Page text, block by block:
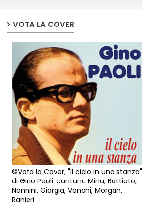
VOTA LA COVER
©Vota la Cover, "Il cielo in una stanza"
di Gino Paoli: cantano Mina, Battiato,
Nannini, Giorgia, Vanoni, Morgan,
Ranieri